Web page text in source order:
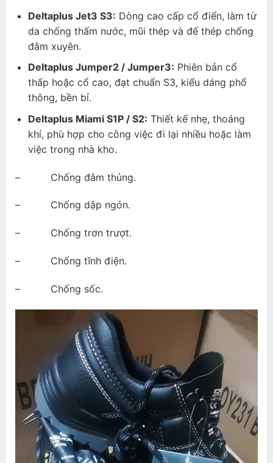
Deltaplus Jet3 S3: Dòng cao cấp cổ điển, làm từ
da chống thấm nước, mũi thép và đế thép chống
đâm xuyên.
Deltaplus Jumper2 / Jumper3: Phiên bản cổ
thấp hoặc cổ cao, đạt chuẩn S3, kiểu dáng phổ
thông, bền bỉ.
Deltaplus Miami S1P / S2: Thiết kế nhẹ, thoáng
khí, phù hợp cho công việc đi lại nhiều hoặc làm
việc trong nhà kho.
– Chống đâm thủng.
– Chống dập ngón.
– Chống trơn trượt.
– Chống tĩnh điện.
– Chống sốc.